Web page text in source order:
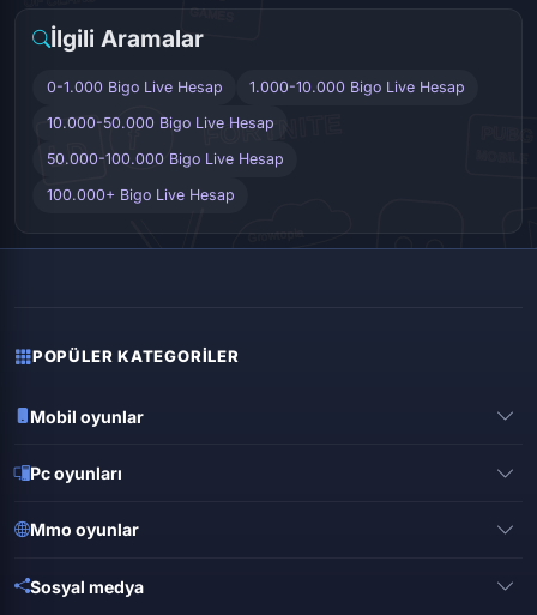
İlgili Aramalar
0-1.000 Bigo Live Hesap 1.000-10.000 Bigo Live Hesap
10.000-50.000 Bigo Live Hesap
50.000-100.000 Bigo Live Hesap
100.000+ Bigo Live Hesap
POPÜLER KATEGORILER
Mobil oyunlar
Mobile legends
Free fire
Pc oyunları
Gta online
Mmo oyunlar
Sosyal medya